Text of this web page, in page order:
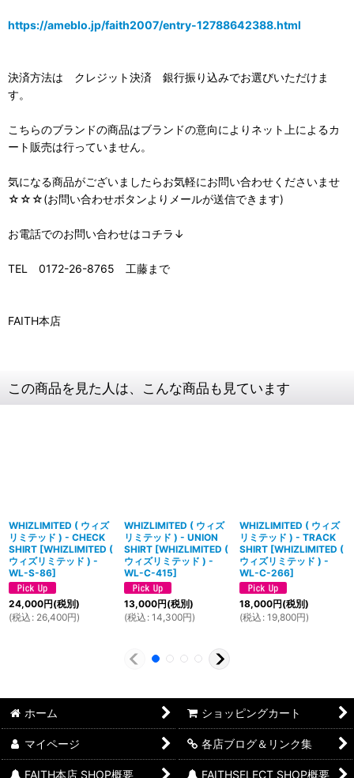
https://ameblo.jp/faith2007/entry-12788642388.html
決済方法は クレジット決済 銀行振り込みでお選びいただけま
す。
こちらのブランドの商品はブランドの意向によりネット上によるカ
ート販売は行っていません。
気になる商品がございましたらお気軽にお問い合わせくださいませ
☆☆☆(お問い合わせボタンよりメールが送信できます)
お電話でのお問い合わせはコチラ↓
TEL 0172-26-8765 工藤まで
FAITH本店
この商品を見た人は、こんな商品も見ています
WHIZLIMITED ( ウィズ
リミテッド ) - CHECK
SHIRT [WHIZLIMITED (
ウィズリミテッド ) -
WL-S-86]
24,000円(税別)
(税込 : 26,400円)
WHIZLIMITED ( ウィズ
リミテッド ) - UNION
SHIRT [WHIZLIMITED (
ウィズリミテッド ) -
WL-C-415]
13,000円(税別)
(税込 : 14,300円)
WHIZLIMITED ( ウィズ
リミテッド ) - TRACK
SHIRT [WHIZLIMITED (
ウィズリミテッド ) -
WL-C-266]
18,000円(税別)
(税込 : 19,800円)
ホーム ショッピングカート
マイページ 各店ブログ＆リンク集
FAITH本店 SHOP概要 FAITHSELECT SHOP概要